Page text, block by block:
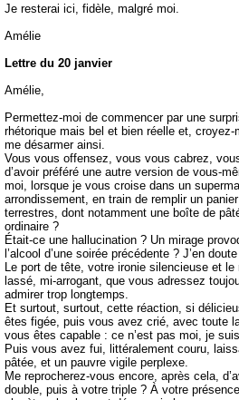
Je resterai ici, fidèle, malgré moi.
Amélie
Lettre du 20 janvier
Amélie,
Permettez-moi de commencer par une
rhétorique mais bel et bien réelle et,
me désarmer ainsi.
Vous vous offensez, vous vous cabrez,
d’avoir préféré une autre version de vous-
moi, lorsque je vous croise dans un
arrondissement, en train de remplir un
terrestres, dont notamment une boîte de
ordinaire ?
Était-ce une hallucination ? Un mirage
l’alcool d’une soirée précédente ? J’en
Le port de tête, votre ironie silencieuse et
lassé, mi-arrogant, que vous adressez
admirer trop longtemps.
Et surtout, surtout, cette réaction, si
êtes figée, puis vous avez crié, avec toute
vous êtes capable : ce n’est pas moi, je
Puis vous avez fui, littéralement couru,
pâtée, et un pauvre vigile perplexe.
Me reprocherez-vous encore, après cela,
double, puis à votre triple ? À votre